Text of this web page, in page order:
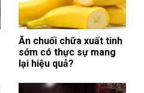
Ăn chuối chữa xuất tinh
sớm có thực sự mang
lại hiệu quả?